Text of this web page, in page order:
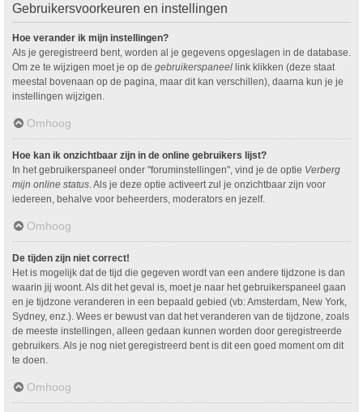
Gebruikersvoorkeuren en instellingen
Hoe verander ik mijn instellingen?
Als je geregistreerd bent, worden al je gegevens opgeslagen in de database.
Om ze te wijzigen moet je op de gebruikerspaneel link klikken (deze staat
meestal bovenaan op de pagina, maar dit kan verschillen), daarna kun je je
instellingen wijzigen.
Omhoog
Hoe kan ik onzichtbaar zijn in de online gebruikers lijst?
In het gebruikerspaneel onder "foruminstellingen", vind je de optie Verberg
mijn online status . Als je deze optie activeert zul je onzichtbaar zijn voor
iedereen, behalve voor beheerders, moderators en jezelf.
Omhoog
De tijden zijn niet correct!
Het is mogelijk dat de tijd die gegeven wordt van een andere tijdzone is dan
waarin jij woont. Als dit het geval is, moet je naar het gebruikerspaneel gaan
en je tijdzone veranderen in een bepaald gebied (vb: Amsterdam, New York,
Sydney, enz.). Wees er bewust van dat het veranderen van de tijdzone, zoals
de meeste instellingen, alleen gedaan kunnen worden door geregistreerde
gebruikers. Als je nog niet geregistreerd bent is dit een goed moment om dit
te doen.
Omhoog